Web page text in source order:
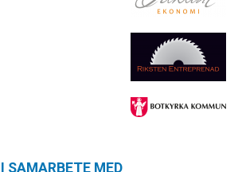
I SAMARBETE MED